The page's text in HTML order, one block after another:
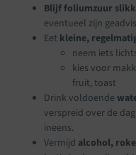
Blijf foliumzuur
eventueel zijn
Eet kleine,
neem iets
kies voor
fruit, toast
Drink voldoende
verspreid over de
ineens.
Vermijd alcohol,